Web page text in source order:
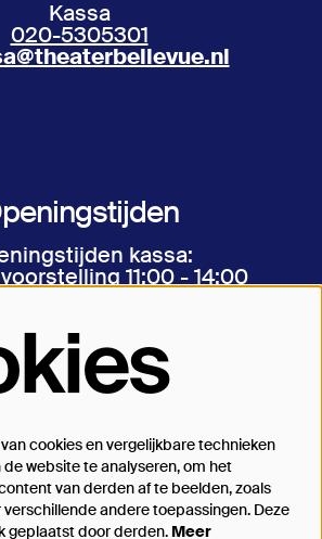
Kassa
020-5305301
kassa:
11:00 - 14:00
Volg ons
cookies en vergelijkbare technieken
website te analyseren, om het
van derden af te beelden, zoals
verschillende andere toepassingen. Deze
geplaatst door derden. Meer